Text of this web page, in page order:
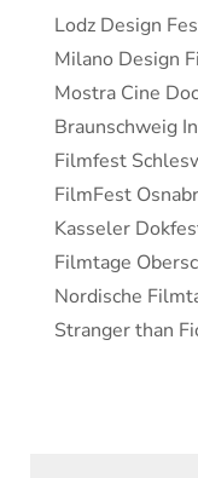
Lodz Design
Milano Design
Mostra Cine
Braunschweig
Filmfest
FilmFest
Kasseler
Filmtage
Nordische
Stranger than